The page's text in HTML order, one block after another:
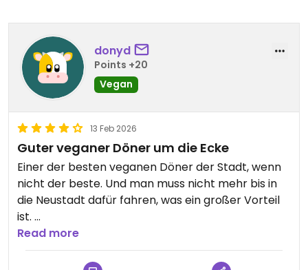
donyd
Points +20
Vegan
13 Feb 2026
Guter veganer Döner um die Ecke
Einer der besten veganen Döner der Stadt, wenn
nicht der beste. Und man muss nicht mehr bis in
die Neustadt dafür fahren, was ein großer Vorteil
ist.
Neuerdings gibt es dort auch vegane Pizza, die
wurde aber noch nicht getestet.
Read more